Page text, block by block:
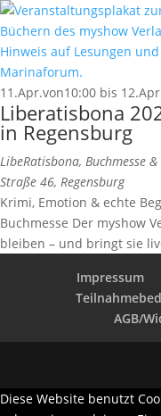
11.Apr.von10:00 bis
Liberatisbona
in Regensburg
LibeRatisbona, Buchmesse
Straße 46, Regensburg
Krimi, Emotion & echte
Buchmesse Der myshow
bleiben – und bringt sie
Impressum
AGB/
Diese Website benutzt